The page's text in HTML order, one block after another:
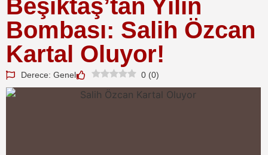
Beşiktaş’tan Yılın
Bombası: Salih Özcan
Kartal Oluyor!
Derece: Genel 0 (0)